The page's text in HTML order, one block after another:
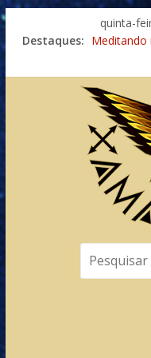
quinta-
Destaques: Meditando
Totens –